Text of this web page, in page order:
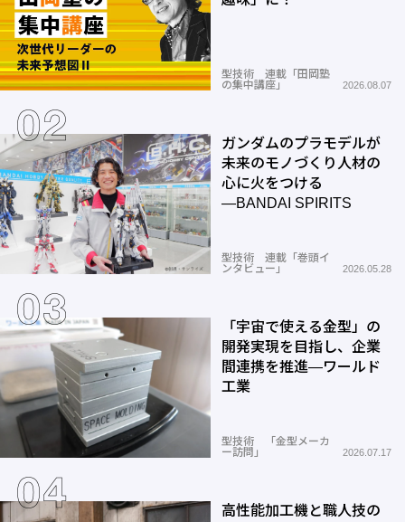
型技術 連載「田岡塾
の集中講座」
2026.08.07
ガンダムのプラモデルが
未来のモノづくり人材の
心に火をつける
―BANDAI SPIRITS
型技術 連載「巻頭イ
ンタビュー」
2026.05.28
「宇宙で使える金型」の
開発実現を目指し、企業
間連携を推進―ワールド
工業
型技術 「金型メーカ
ー訪問」
2026.07.17
高性能加工機と職人技の